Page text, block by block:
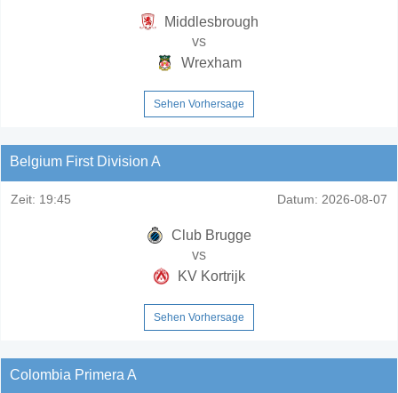
Middlesbrough
vs
Wrexham
Sehen Vorhersage
Belgium First Division A
Zeit: 19:45 Datum: 2026-08-07
Club Brugge
vs
KV Kortrijk
Sehen Vorhersage
Colombia Primera A